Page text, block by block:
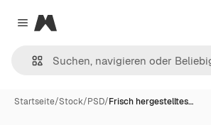
Close menu
Magnific
Startseite/Stock/PSD/Frisch hergestelltes…